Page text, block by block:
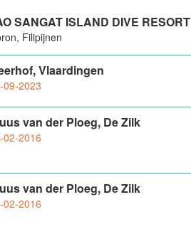
SANGAT ISLAND DIVE RESORT
Filipijnen
Vlaardingen
09-2023
van der Ploeg, De Zilk
02-2016
van der Ploeg, De Zilk
02-2016